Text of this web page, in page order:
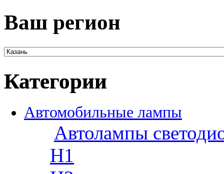
Ваш регион
Категории
Автомобильные лампы
Автолампы
H1